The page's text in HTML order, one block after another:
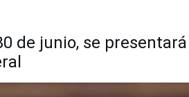
de junio, se